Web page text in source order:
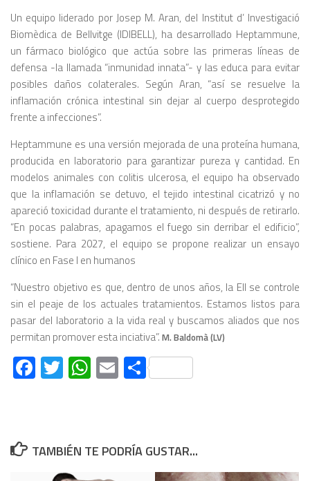
Un equipo liderado por Josep M. Aran, del Institut d’ Investigació
Biomèdica de Bellvitge (IDIBELL), ha desarrollado Heptammune,
un fármaco biológico que actúa sobre las primeras líneas de
defensa -la llamada “inmunidad innata”- y las educa para evitar
posibles daños colaterales. Según Aran, “así se resuelve la
inflamación crónica intestinal sin dejar al cuerpo desprotegido
frente a infecciones”.
Heptammune es una versión mejorada de una proteína humana,
producida en laboratorio para garantizar pureza y cantidad. En
modelos animales con colitis ulcerosa, el equipo ha observado
que la inflamación se detuvo, el tejido intestinal cicatrizó y no
apareció toxicidad durante el tratamiento, ni después de retirarlo.
“En pocas palabras, apagamos el fuego sin derribar el edificio”,
sostiene. Para 2027, el equipo se propone realizar un ensayo
clínico en Fase I en humanos
“Nuestro objetivo es que, dentro de unos años, la EII se controle
sin el peaje de los actuales tratamientos. Estamos listos para
pasar del laboratorio a la vida real y buscamos aliados que nos
permitan promover esta inciativa”. M. Baldomà (LV)
Facebook
Twitter
WhatsApp
EmailCompartir
TAMBIÉN TE PODRÍA GUSTAR...